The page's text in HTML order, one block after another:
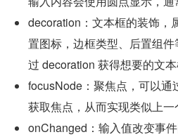
decoration：文本框的装饰，
置图标，边框类型、后置组
过 decoration 获得想要的文本
focusNode：聚焦点，可以通
获取焦点，从而实现类似上一
onChanged：输入值改变事